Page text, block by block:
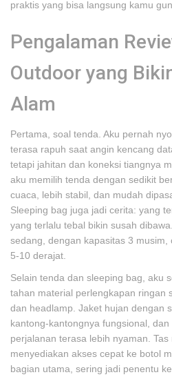
praktis yang bisa langsung kamu
Pengalaman
Outdoor yang
Alam
Pertama, soal tenda. Aku pernah
terasa rapuh saat angin kencang
tetapi jahitan dan koneksi tiangnya
aku memilih tenda dengan sedikit
cuaca, lebih stabil, dan mudah
Sleeping bag juga jadi cerita: yang
yang terlalu tebal bikin susah
sedang, dengan kapasitas 3
5-10 derajat.
Selain tenda dan sleeping bag, aku
tahan material perlengkapan ringan
dan headlamp. Jaket hujan dengan
kantong-kantongnya fungsional,
perjalanan terasa lebih nyaman.
menyediakan akses cepat ke botol
bagian utama, sering jadi penentu